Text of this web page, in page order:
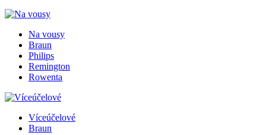
Na vousy
Braun
Philips
Remington
Rowenta
Víceúčelové
Braun